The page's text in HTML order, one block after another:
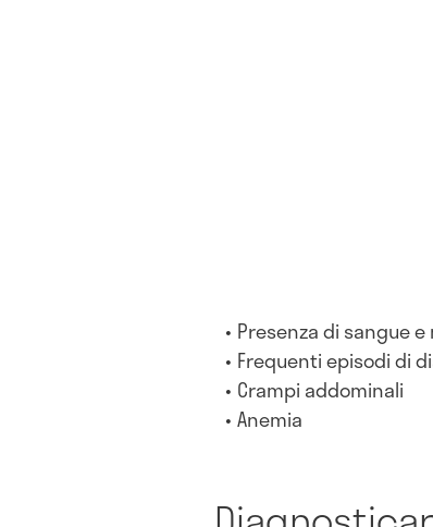
Presenza di sangue
Frequenti episodi di
Crampi addominali
Anemia